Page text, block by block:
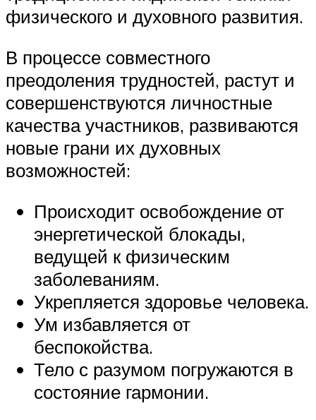
физического и духовного развития.
В процессе совместного
преодоления трудностей, растут и
совершенствуются личностные
качества участников, развиваются
новые грани их духовных
возможностей:
Происходит освобождение от
энергетической блокады,
ведущей к физическим
заболеваниям.
Укрепляется здоровье человека.
Ум избавляется от
беспокойства.
Тело с разумом погружаются в
состояние гармонии.